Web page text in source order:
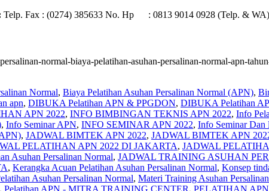
Telp. Fax : (0274) 385633 No. Hp : 0813 9014 0928 (Telp. &
normal-biaya-pelatihan-asuhan-persalinan-normal-apn-
Normal, Biaya Pelatihan Asuhan Persalinan Normal (APN),
apn, DIBUKA Pelatihan APN & PPGDON, DIBUKA Pelatihan
APN 2022, INFO BIMBINGAN TEKNIS APN 2022, Info
, Info Seminar APN, INFO SEMINAR APN 2022, Info Seminar Dan
, JADWAL BIMTEK APN 2022, JADWAL BIMTEK APN
PELATIHAN APN 2022 DI JAKARTA, JADWAL
Asuhan Persalinan Normal, JADWAL TRAINING ASUHAN
, Kerangka Acuan Pelatihan Asuhan Persalinan Normal, Konsep
Asuhan Persalinan Normal, Materi Training Asuhan